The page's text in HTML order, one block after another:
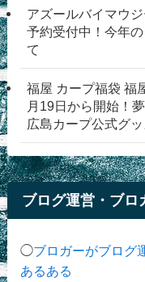
アズールバイマウ
予約受付中！今年
て
福屋 カープ福袋 福
月19日から開始！
広島カープ公式グ
ブログ運営・ブロ
◯ブロガーがブログ
あるある